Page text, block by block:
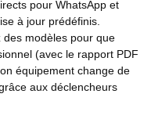
pour WhatsApp et
à jour prédéfinis.
des modèles pour que
(avec le rapport PDF
équipement change de
aux déclencheurs